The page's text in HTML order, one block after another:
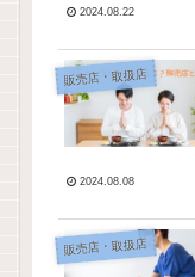
2024.08.22
販売店・取扱店
2024.08.08
販売店・取扱店